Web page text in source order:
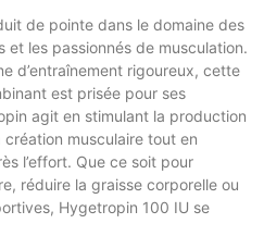
de pointe dans le domaine des
les passionnés de musculation.
d’entraînement rigoureux, cette
est prisée pour ses
agit en stimulant la production
musculaire tout en
l’effort. Que ce soit pour
réduire la graisse corporelle ou
Hygetropin 100 IU se